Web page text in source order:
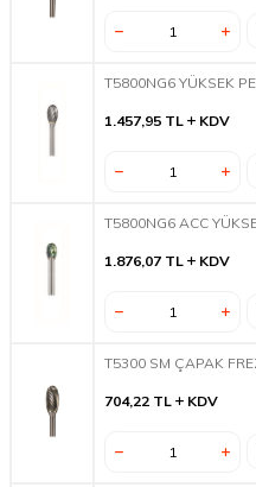
T5800NG6 YÜKSEK
1.457,95 TL KDV
T5800NG6 ACC
1.876,07 TL KDV
T5300 SM ÇAPAK
704,22 TL KDV